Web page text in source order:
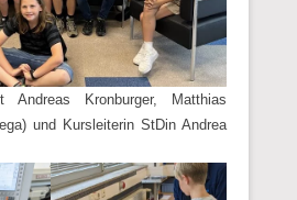
Andreas Kronburger, Matthias
und Kursleiterin StDin Andrea